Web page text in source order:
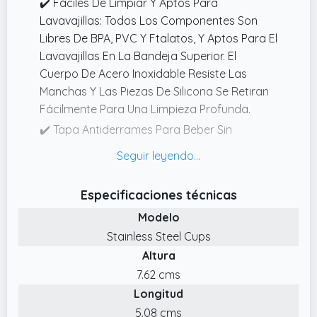
Lavavajillas: Todos Los Componentes Son
Libres De BPA, PVC Y Ftalatos, Y Aptos Para El
Lavavajillas En La Bandeja Superior. El
Cuerpo De Acero Inoxidable Resiste Las
Manchas Y Las Piezas De Silicona Se Retiran
Fácilmente Para Una Limpieza Profunda.
✔️ Tapa Antiderrames Para Beber Sin
Antigoteo Y Orificio Para Pajilla, Estos Vasos
Ayudando A Mantener Las Bebidas Dentro Y
✔️ Interior De Acero Inoxidable Seguro Y
Duradero: Fabricados Con Acero Inoxidable
18/8 De Alta Calidad, Nuestros Vasos Para
Niños Son Resistentes A La Oxidación, Sin
Olores Y Mantienen Las Bebidas
Especificaciones técnicas
Modelo
Stainless Steel Cups
Altura
7.62 cms
Longitud
5.08 cms